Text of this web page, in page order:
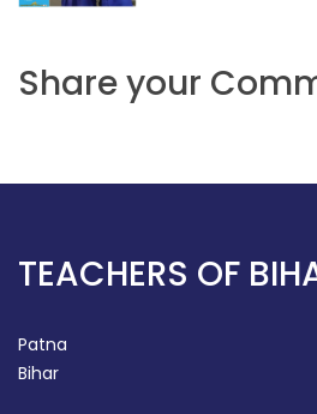
Share your
TEACHERS OF
Patna
Bihar